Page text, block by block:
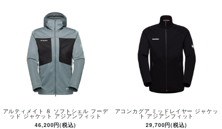
アルティメイト ８ ソフトシェル フーデ
ッド ジャケット アジアンフィット
46,200円(税込)
アコンカグア ミッドレイヤー ジャケッ
ト アジアンフィット
29,700円(税込)